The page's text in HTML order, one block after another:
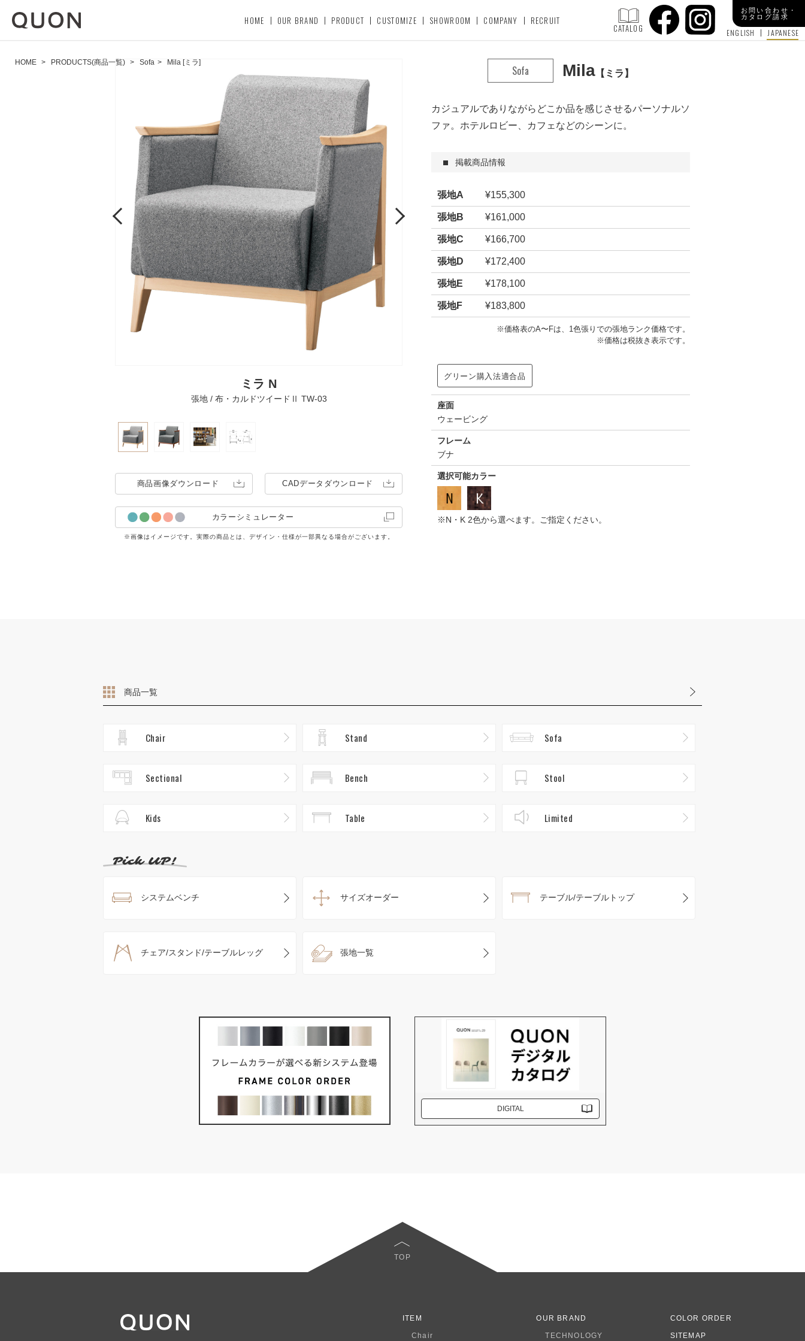
CATALOG
HOME OUR BRAND PRODUCT CUSTOMIZE SHOWROOM COMPANY RECRUIT
ENGLISH JAPANESE
お問い合わせ・
カタログ請求
HOME > PRODUCTS(商品一覧) > Sofa > Mila [ミラ]
Previous
ミラ N
張地 / 布・カルドツイードⅡ TW-03
ミラ K
Next
商品画像ダウンロード CADデータ ダウンロード
カラーシミュレーター
※画像はイメージです。実際の商品とは、デザイン・仕様が一部異なる場合がございます。
Sofa Mila ミラ
カジュアルでありながらどこか品を感じさせるパーソナルソ
ファ。ホテルロビー、カフェなどのシーンに。
掲載商品情報
張地A ¥155,300
張地B ¥161,000
張地C ¥166,700
張地D ¥172,400
張地E ¥178,100
張地F ¥183,800
※価格表のA〜Fは、1色張りでの張地ランク価格です。
※価格は税抜き表示です。
グリーン購入法適合品
座面
ウェービング
フレーム
ブナ
選択可能カラー
※N・K 2色から選べます。ご指定ください。
商品一覧
Chair Stand Sofa
Sectional Bench Stool
Kids Table Limited
システムベンチ サイズオーダー テーブル/テーブルトップ
チェア/スタンド/テーブルレッグ 張地一覧
DIGITAL
TOP
ITEM
Chair
OUR BRAND
TECHNOLOGY
COLOR ORDER
SITEMAP